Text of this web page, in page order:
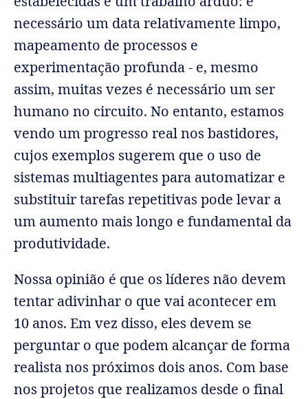
necessário um data relativamente limpo,
mapeamento de processos e
experimentação profunda - e, mesmo
assim, muitas vezes é necessário um ser
humano no circuito. No entanto, estamos
vendo um progresso real nos bastidores,
cujos exemplos sugerem que o uso de
sistemas multiagentes para automatizar e
substituir tarefas repetitivas pode levar a
um aumento mais longo e fundamental da
produtividade.
Nossa opinião é que os líderes não devem
tentar adivinhar o que vai acontecer em
10 anos. Em vez disso, eles devem se
perguntar o que podem alcançar de forma
realista nos próximos dois anos. Com base
nos projetos que realizamos desde o final